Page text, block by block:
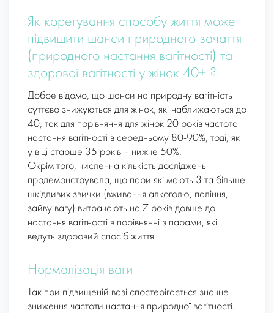
Як корегування способу життя може
підвищити шанси природного зачаття
(природного настання вагітності) та
здорової вагітності у жінок 40+ ?
Добре відомо, що шанси на природну вагітність
суттєво знижуються для жінок, які наближаються до
40, так для порівняння для жінок 20 років частота
настання вагітності в середньому 80-90%, тоді, як
у віці старше 35 років – нижче 50%.
Окрім того, численна кількість досліджень
продемонструвала, що пари які мають 3 та більше
шкідливих звички (вживання алкоголю, паління,
зайву вагу) витрачають на 7 років довше до
настання вагітності в порівнянні з парами, які
ведуть здоровий спосіб життя.
Нормалізація ваги
Так при підвищеній вазі спостерігається значне
зниження частоти настання природної вагітності.